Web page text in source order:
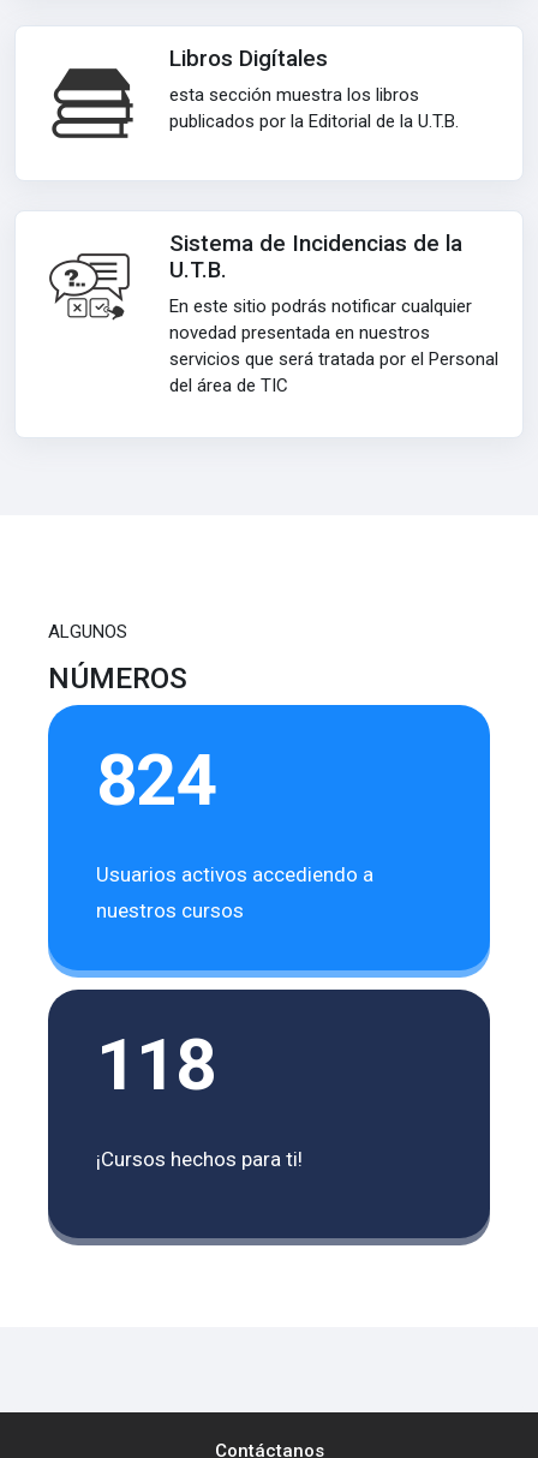
Libros Digítales
esta sección muestra los libros
publicados por la Editorial de la U.T.B.
Sistema de Incidencias de la
U.T.B.
En este sitio podrás notificar cualquier
novedad presentada en nuestros
servicios que será tratada por el Personal
del área de TIC
ALGUNOS
NÚMEROS
824
Usuarios activos accediendo a
nuestros cursos
118
¡Cursos hechos para ti!
Contáctanos